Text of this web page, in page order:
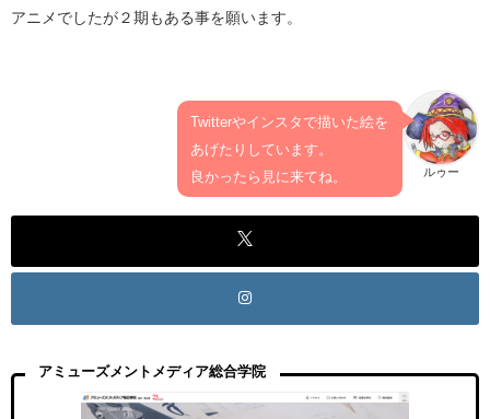
アニメでしたが２期もある事を願います。
ルゥー
Twitterやインスタで描いた絵を
あげたりしています。
良かったら見に来てね。
アミューズメントメディア総合学院